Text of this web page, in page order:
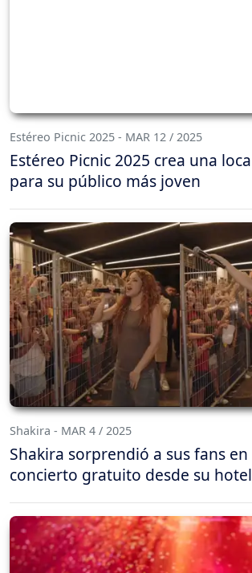
Estéreo Picnic 2025 - MAR 12 / 2025
Estéreo Picnic 2025 crea una
para su público más joven
Shakira - MAR 4 / 2025
Shakira sorprendió a sus fans
concierto gratuito desde su hotel